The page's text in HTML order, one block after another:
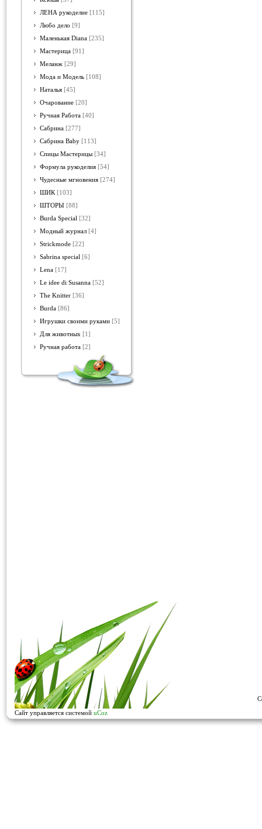
ЛЕНА рукоделие [115]
Любо дело [9]
Маленькая Diana [235]
Мастерица [91]
Меланж [29]
Мода и Модель [108]
Наталья [45]
Очарование [20]
Ручная Работа [40]
Сабрина [277]
Сабрина Baby [113]
Спицы Мастерицы [34]
Формула рукоделия [54]
Чудесные мгновения [274]
ШИК [103]
ШТОРЫ [88]
Burda Special [32]
Модный журнал [4]
Strickmode [22]
Sabrina special [6]
Lena [17]
Le idee di Susanna [52]
The Knitter [36]
Burda [86]
Игрушки своими руками [5]
Для животных [1]
Ручная работа [2]
Сайт управляется системой uCoz